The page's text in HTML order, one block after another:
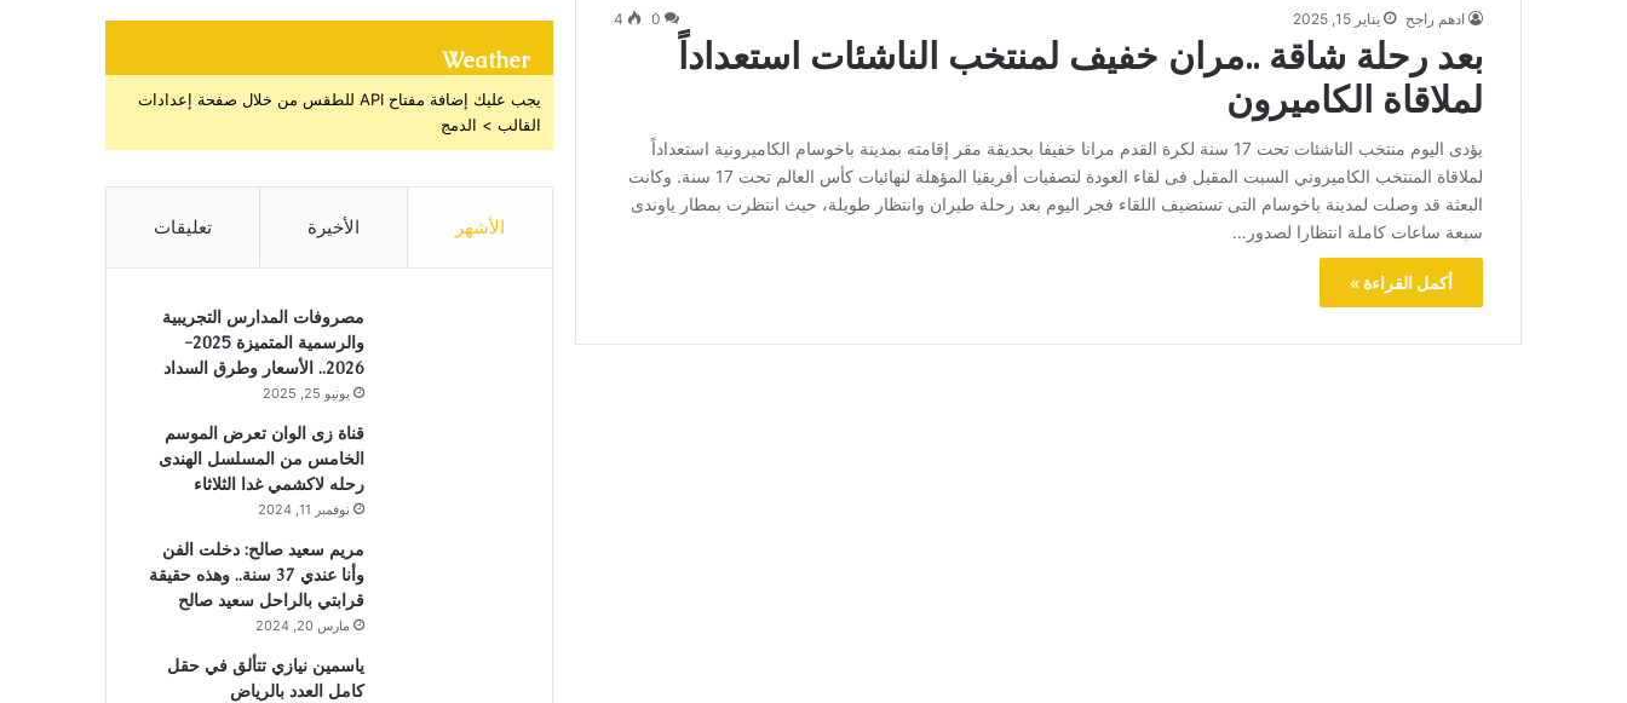
ادهم راجح يناير 15, 2025 0
4
بعد رحلة شاقة ..مران خفيف لمنتخب الناشئات استعداداً
لملاقاة الكاميرون
يؤدى اليوم منتخب الناشئات تحت 17 سنة لكرة القدم مرانا خفيفا بحديقة مقر إقامته بمدينة باخوسام الكاميرونية استعداداً
لملاقاة المنتخب الكاميروني السبت المقبل فى لقاء العودة لتصفيات أفريقيا المؤهلة لنهائيات كأس العالم تحت 17 سنة. وكانت
البعثة قد وصلت لمدينة باخوسام التى تستضيف اللقاء فجر اليوم بعد رحلة طيران وانتظار طويلة، حيث انتظرت بمطار ياوندى
سبعة ساعات كاملة انتظارا لصدور…
أكمل القراءة »
Weather
يجب عليك إضافة مفتاح API للطقس من خلال صفحة إعدادات
القالب > الدمج
الأشهر الأخيرة تعليقات
مصروفات المدارس التجريبية
والرسمية المتميزة 2025-
2026.. الأسعار وطرق السداد
يونيو 25, 2025
قناة زى الوان تعرض الموسم
الخامس من المسلسل الهندى
رحله لاكشمي غدا الثلاثاء
نوفمبر 11, 2024
مريم سعيد صالح: دخلت الفن
وأنا عندي 37 سنة.. وهذه حقيقة
قرابتي بالراحل سعيد صالح
مارس 20, 2024
ياسمين نيازي تتألق في حقل
كامل العدد بالرياض